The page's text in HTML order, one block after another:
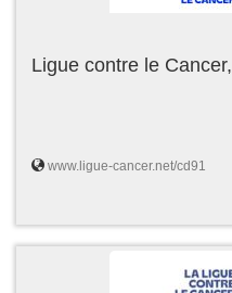
Ligue contre le
www.ligue-cancer.net/cd91